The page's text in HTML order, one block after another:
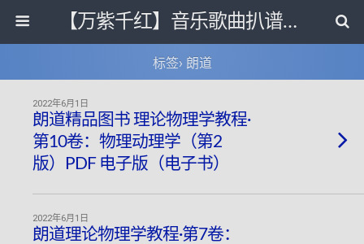
【万紫千红】音乐歌曲扒谱打带和电子书影视剧资源网
标签› 朗道
2022年6月1日
朗道精品图书 理论物理学教程·
第10卷：物理动理学（第2
版）PDF 电子版（电子书）
2022年6月1日
朗道理论物理学教程·第7卷：